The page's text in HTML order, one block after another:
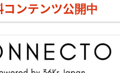
コンテンツ公開中